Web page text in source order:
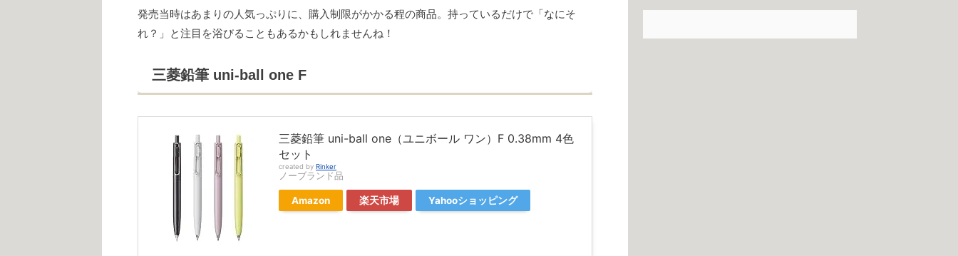
発売当時はあまりの人気っぷりに、購入制限がかかる程の商品。持っているだけで「なにそ
れ？」と注目を浴びることもあるかもしれませんね！
三菱鉛筆 uni-ball one F
三菱鉛筆 uni-ball one（ユニボール ワン）F 0.38mm 4色
セット
created by Rinker
ノーブランド品
Amazon 楽天市場 Yahooショッピング